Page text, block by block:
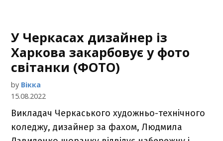
У Черкасах дизайнер із
Харкова закарбовує у фото
світанки (ФОТО)
by Вікка
15.08.2022
Викладач Черкаського художньо-технічного
коледжу, дизайнер за фахом, Людмила